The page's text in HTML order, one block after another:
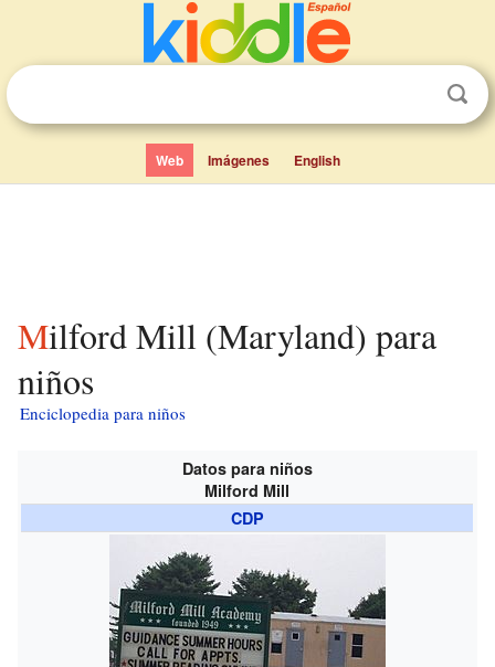
Web Imágenes English
Milford Mill (Maryland) para
niños
Enciclopedia para niños
Datos para niños
Milford Mill
CDP